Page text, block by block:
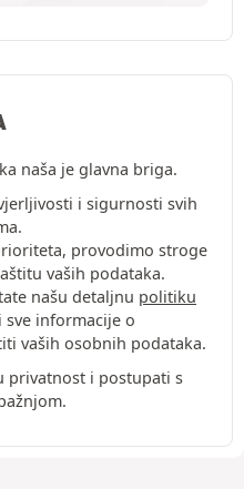
naša je glavna briga.
i sigurnosti svih
provodimo stroge
vaših podataka.
našu detaljnu politiku
sve informacije o
vaših osobnih podataka.
privatnost i postupati s